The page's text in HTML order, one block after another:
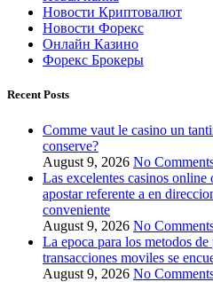
Новости Криптовалют
Новости Форекс
Онлайн Казино
Форекс Брокеры
Recent Posts
Comme vaut le casino un
conserve?
August 9, 2026 No
Las excelentes casinos
apostar referente a en
conveniente
August 9, 2026 No
La epoca para los metodos
transacciones moviles se
August 9, 2026 No